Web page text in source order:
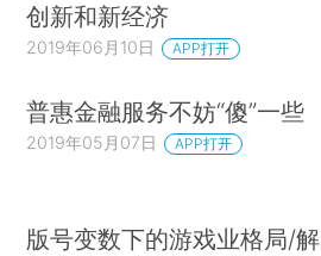
创新和新经济
2019年06月10日 APP打开
普惠金融服务不妨“傻”一些
2019年05月07日 APP打开
版号变数下的游戏业格局/解